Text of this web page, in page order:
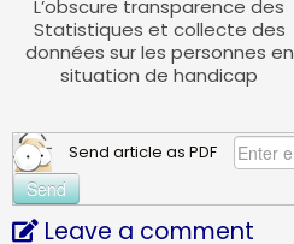
L’obscure transparence des
Statistiques et collecte des
données sur les personnes en
situation de handicap
Send article as PDF
Leave a comment